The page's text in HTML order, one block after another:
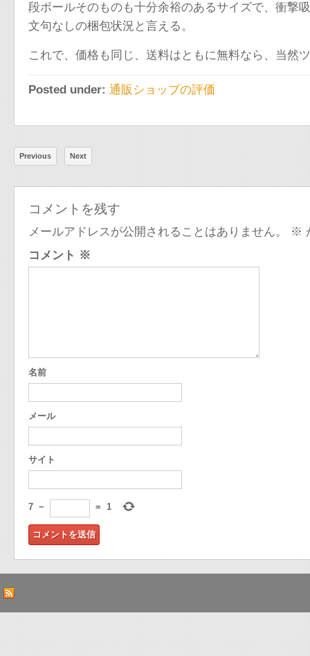
段ボールそのものも十分余裕のあるサイズで、衝撃
文句なしの梱包状況と言える。
これで、価格も同じ、送料はともに無料なら、当然
Posted under: 通販ショップの評価
Previous Next
コメントを残す
メールアドレスが公開されることはありません。 ※
コメント ※
名前
メール
サイト
7 − = 1